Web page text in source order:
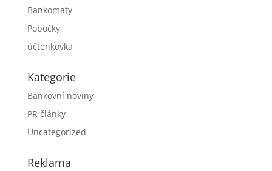
Bankomaty
Pobočky
účtenkovka
Kategorie
Bankovní noviny
PR články
Uncategorized
Reklama